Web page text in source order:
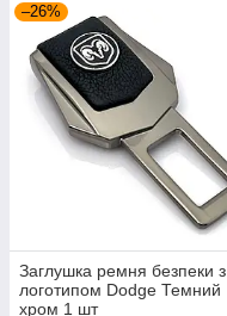
–26%
Заглушка ремня безпеки з
логотипом Dodge Темний
хром 1 шт